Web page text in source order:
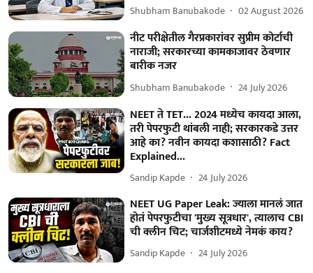
Shubham Banubakode 02 August 2026
नीट परीक्षेतील गैरप्रकारांवर सुप्रीम कोर्टाची
नाराजी; सरकारच्या कामकाजावर ठेवणार
बारीक नजर
Shubham Banubakode 24 July 2026
NEET ते TET... 2024 मध्येच कायदा आला,
तरी पेपरफुटी थांबली नाही; सरकारकडे उत्तर
आहे का? नवीन कायदा कशासाठी? Fact
Explained...
Sandip Kapde 24 July 2026
NEET UG Paper Leak: ज्याला मानलं जात
होतं पेपरफुटीचा 'मुख्य सूत्रधार', त्यालाच CBI
ची क्लीन चिट; चार्जशीटमध्ये नेमकं काय?
Sandip Kapde 24 July 2026